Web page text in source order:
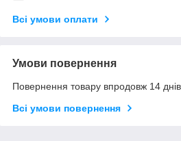
Всі умови оплати
Умови повернення
Повернення товару впродовж 14
Всі умови повернення